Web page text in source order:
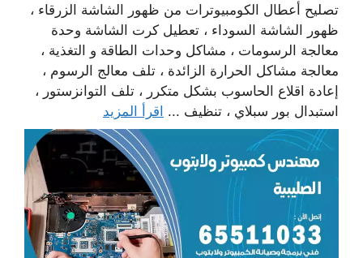
تصليح أعطال الكومبيوترات من ظهور الشاشة الزرقاء ،
ظهور الشاشة السوداء ، تعطيل كرت الشاشة وحدة
معالجة الرسومات ، مشاكل وحدات الطاقة و التغذية ،
معالجة مشاكل الحرارة الزائدة ، تلف معالج الرسوم ،
إعادة اقلاع الحاسوب بشكل متكرر ، تلف التوانزستور ،
استبدال بور سبلاي ، تنظيف ... اقرأ المزيد